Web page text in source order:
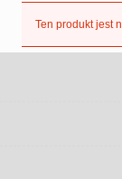
Ten produkt jest